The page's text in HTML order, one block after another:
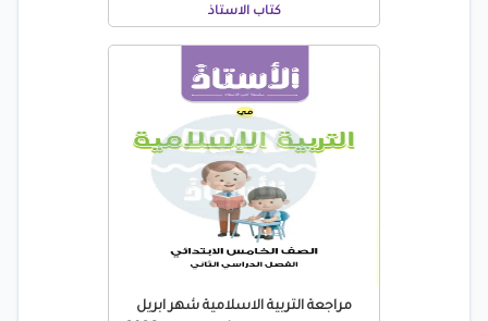
كتاب الاستاذ
مراجعة التربية الاسلامية شهر ابريل